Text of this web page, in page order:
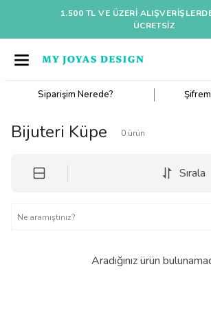
1.500 TL VE ÜZERI
ÜCRETSİZ
Siparişim Nerede?
Bijuteri Küpe 0 ürün
Sırala
Aradığınız ürün